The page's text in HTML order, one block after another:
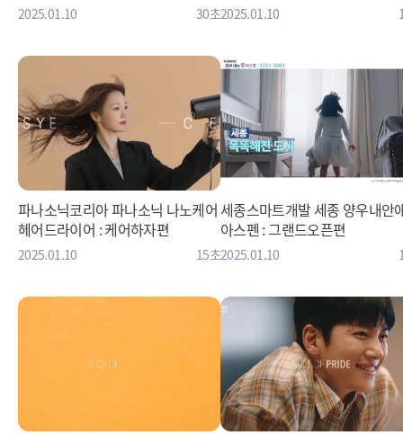
2025.01.10 30초2025.01.10
파나소닉코리아 파나소닉 나노케어
헤어드라이어 : 케어하자편
2025.01.10 15초
세종스마트개발 세종 양우내안
아스펜 : 그랜드오픈편
2025.01.10